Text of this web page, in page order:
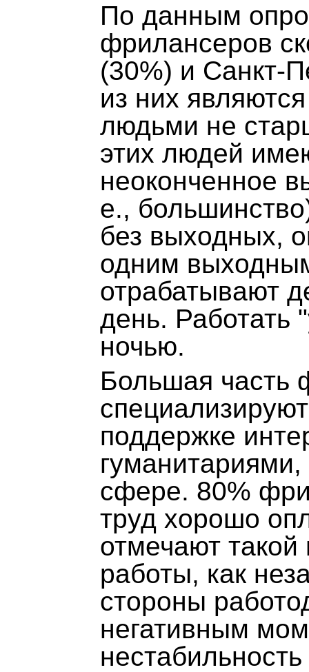
По данным
фрилансеров
(30%) и Санкт-
из них
людьми не
этих людей
неоконченное
е.,
без выходных,
одним
отрабатывают
день. Работать
ночью.
Большая часть
поддержке
сфере. 80%
труд хорошо
отмечают такой
работы, как
стороны
негативным